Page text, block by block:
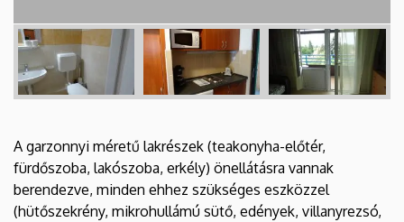
A garzonnyi méretű lakrészek (teakonyha-előtér,
fürdőszoba, lakószoba, erkély) önellátásra vannak
berendezve, minden ehhez szükséges eszközzel
(hütőszekrény, mikrohullámú sütő, edények, villanyrezsó,